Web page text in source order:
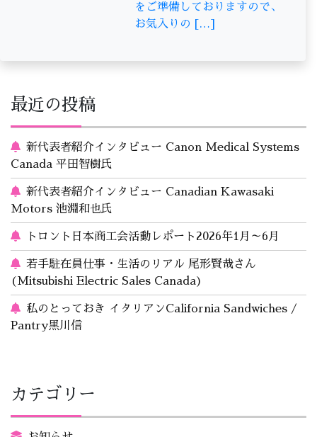
をご準備しておりますので、
お気入りの […]
最近の投稿
新代表者紹介インタビュー Canon Medical Systems
Canada 平田智樹氏
新代表者紹介インタビュー Canadian Kawasaki
Motors 池淵和也氏
トロント日本商工会活動レポート2026年1月～6月
若手駐在員仕事・生活のリアル 尾形賢哉さん
(Mitsubishi Electric Sales Canada)
私のとっておき イタリアンCalifornia Sandwiches /
Pantry黒川信
カテゴリー